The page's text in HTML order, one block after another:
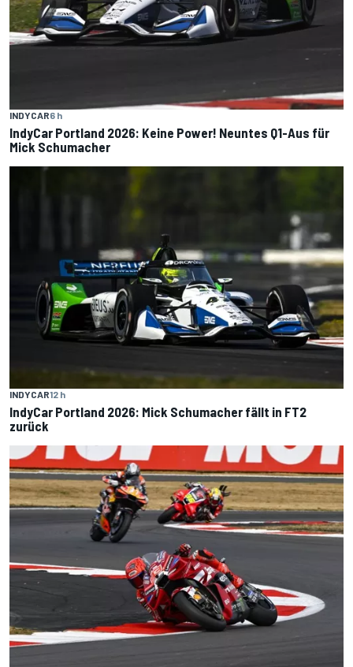
INDYCAR6 h
IndyCar Portland 2026: Keine Power! Neuntes Q1-Aus für
Mick Schumacher
INDYCAR12 h
IndyCar Portland 2026: Mick Schumacher fällt in FT2
zurück